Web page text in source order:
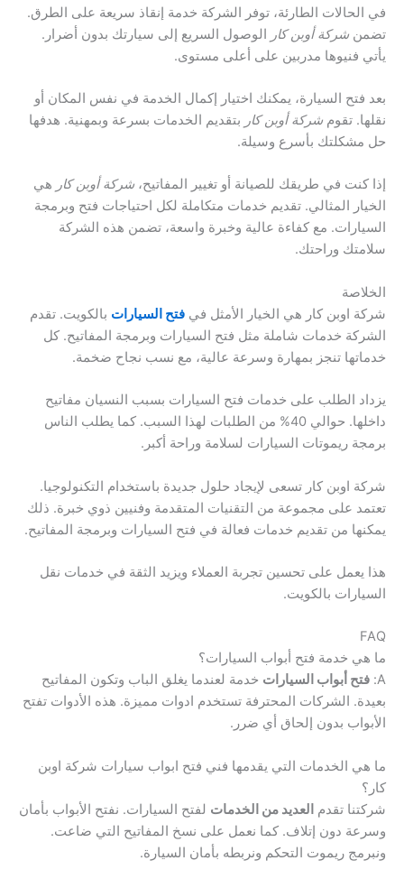
في الحالات الطارئة، توفر الشركة خدمة إنقاذ سريعة على الطرق.
تضمن شركة أوبن كار الوصول السريع إلى سيارتك بدون أضرار.
يأتي فنيوها مدربين على أعلى مستوى.
بعد فتح السيارة، يمكنك اختيار إكمال الخدمة في نفس المكان أو
نقلها. تقوم شركة أوبن كار بتقديم الخدمات بسرعة وبمهنية. هدفها
حل مشكلتك بأسرع وسيلة.
إذا كنت في طريقك للصيانة أو تغيير المفاتيح، شركة أوبن كار هي
الخيار المثالي. تقديم خدمات متكاملة لكل احتياجات فتح وبرمجة
السيارات. مع كفاءة عالية وخبرة واسعة، تضمن هذه الشركة
سلامتك وراحتك.
الخلاصة
شركة اوبن كار هي الخيار الأمثل في فتح السيارات بالكويت. تقدم
الشركة خدمات شاملة مثل فتح السيارات وبرمجة المفاتيح. كل
خدماتها تنجز بمهارة وسرعة عالية، مع نسب نجاح ضخمة.
يزداد الطلب على خدمات فتح السيارات بسبب النسيان مفاتيح
داخلها. حوالي 40% من الطلبات لهذا السبب. كما يطلب الناس
برمجة ريموتات السيارات لسلامة وراحة أكبر.
شركة اوبن كار تسعى لإيجاد حلول جديدة باستخدام التكنولوجيا.
تعتمد على مجموعة من التقنيات المتقدمة وفنيين ذوي خبرة. ذلك
يمكنها من تقديم خدمات فعالة في فتح السيارات وبرمجة المفاتيح.
هذا يعمل على تحسين تجربة العملاء ويزيد الثقة في خدمات نقل
السيارات بالكويت.
FAQ
ما هي خدمة فتح أبواب السيارات؟
A: فتح أبواب السيارات خدمة لعندما يغلق الباب وتكون المفاتيح
بعيدة. الشركات المحترفة تستخدم ادوات مميزة. هذه الأدوات تفتح
الأبواب بدون إلحاق أي ضرر.
ما هي الخدمات التي يقدمها فني فتح ابواب سيارات شركة اوبن
كار؟
شركتنا تقدم العديد من الخدمات لفتح السيارات. نفتح الأبواب بأمان
وسرعة دون إتلاف. كما نعمل على نسخ المفاتيح التي ضاعت.
ونبرمج ريموت التحكم ونربطه بأمان السيارة.